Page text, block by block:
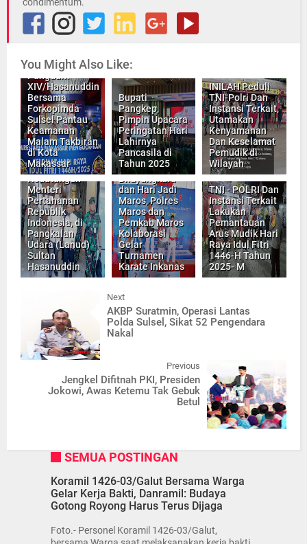
You Might Also Like:
XIV/Hasanuddin
Bersama
Forkopimda
Sulsel Pantau
Keamanan
Malam Takbiran
di Kota
Makassar
Bupati
Pangkep,
Pimpin Upacara
Peringatan Hari
Lahirnya
Pancasila di
Tahun 2025
INILAH Peduli
TNI-Polri Dan
Instansi Terkait,
Utamakan
Kenyamanan
Dan Keselamat
Pemudik di
Wilayah
Gubernur
Sulawesi
Selatan,
Menyambut
Menteri
Pertahanan
Republik
Indonesia, di
Pangkalan
Udara (Lanud)
Sultan
Hasanuddin
Rangkaian
Semarak HUT
dan Hari Jadi
Maros, Polres
Maros dan
Pemkab Maros
Kolaborasi
Gelar
Turnamen
Karate Inkanas
TNI - POLRI Dan
Instansi Terkait
Lakukan
Pemantauan
Arus Mudik Hari
Raya Idul Fitri
1446-H Tahun
2025- M
Next
AKBP Suratmin, Operasi Lantas
Polda Sulsel, Sikat 52 Pengendara
Nakal
Previous
Jengkel Difitnah PKI, Presiden
Jokowi, Awas Ketemu Tak Gebuk
Betul
SEMUA POSTINGAN
Koramil 1426-03/Galut Bersama Warga
Gelar Kerja Bakti, Danramil: Budaya
Gotong Royong Harus Terus Dijaga
Foto.- Personel Koramil 1426-03/Galut,